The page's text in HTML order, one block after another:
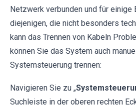
Netzwerk verbunden und für
diejenigen, die nicht besonders
kann das Trennen von Kabeln
können Sie das System auch
Systemsteuerung trennen:
Navigieren Sie zu „
Suchleiste in der oberen rechten